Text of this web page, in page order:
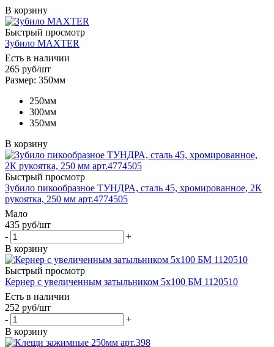
В корзину
Быстрый просмотр
Зубило MAXTER
Есть в наличии
265 руб/шт
Размер: 350мм
250мм
300мм
350мм
В корзину
Быстрый просмотр
Зубило пикообразное ТУНДРА, сталь 45, хромированное, 2К
рукоятка, 250 мм арт.4774505
Мало
435 руб/шт
-
+
В корзину
Быстрый просмотр
Кернер с увеличенным затыльником 5х100 БМ 1120510
Есть в наличии
252 руб/шт
-
+
В корзину